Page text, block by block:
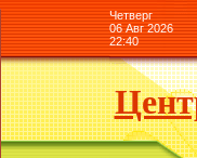
Четверг
06 Авг 2026
22:40